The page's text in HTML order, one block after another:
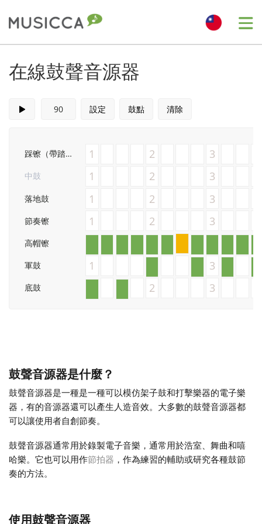
Español
Italiano
Polski
在線鼓聲音源器
設定 鼓點 清除
踩镲（帶踏板） 1 2 3
中鼓 1 2 3
落地鼓 1 2 3
節奏镲 1 2 3
高帽镲
軍鼓 1 3
底鼓 2 3
鼓聲音源器是什麼？
鼓聲音源器是一種是一種可以模仿架子鼓和打擊樂器的電子樂
器，有的音源器還可以產生人造音效。大多數的鼓聲音源器都
可以讓使用者自創節奏。
鼓聲音源器通常用於錄製電子音樂，通常用於浩室、舞曲和嘻
哈樂。它也可以用作節拍器 ，作為練習的輔助或研究各種鼓節
奏的方法。
使用鼓聲音源器